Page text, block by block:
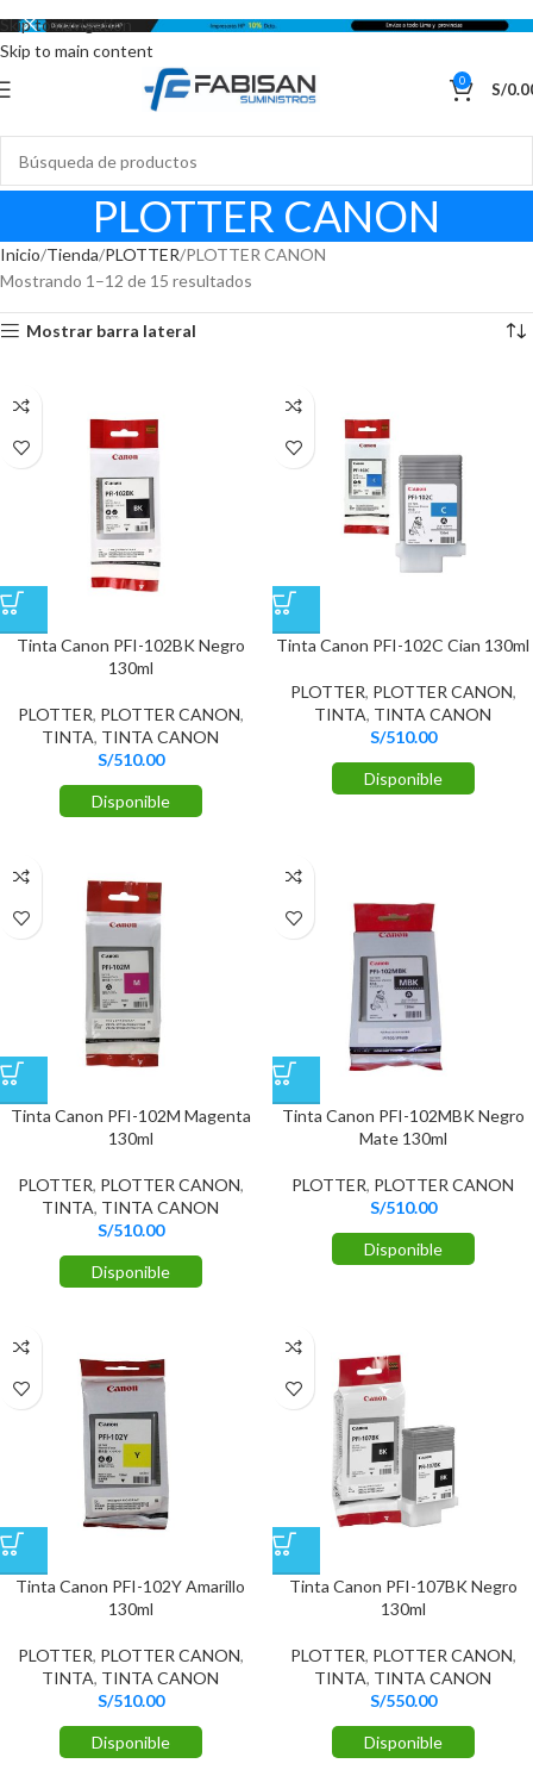
Skip to navigation
Skip to main content
0 S/
PLOTTER CANON
Inicio Tienda PLOTTER PLOTTER CANON
Mostrando 1–12 de 15 resultados
Mostrar barra lateral
Tinta Canon PFI-102BK Negro
130ml
PLOTTER, PLOTTER CANON,
TINTA, TINTA CANON
S/510.00
Disponible
Tinta Canon PFI-102C Cian 130ml
PLOTTER, PLOTTER CANON,
TINTA, TINTA CANON
S/510.00
Disponible
Tinta Canon PFI-102M Magenta
130ml
PLOTTER, PLOTTER CANON,
TINTA, TINTA CANON
S/510.00
Disponible
Tinta Canon PFI-102MBK Negro
Mate 130ml
PLOTTER, PLOTTER CANON
S/510.00
Disponible
Tinta Canon PFI-102Y Amarillo
130ml
PLOTTER, PLOTTER CANON,
TINTA, TINTA CANON
S/510.00
Disponible
Tinta Canon PFI-107BK Negro
130ml
PLOTTER, PLOTTER CANON,
TINTA, TINTA CANON
S/550.00
Disponible